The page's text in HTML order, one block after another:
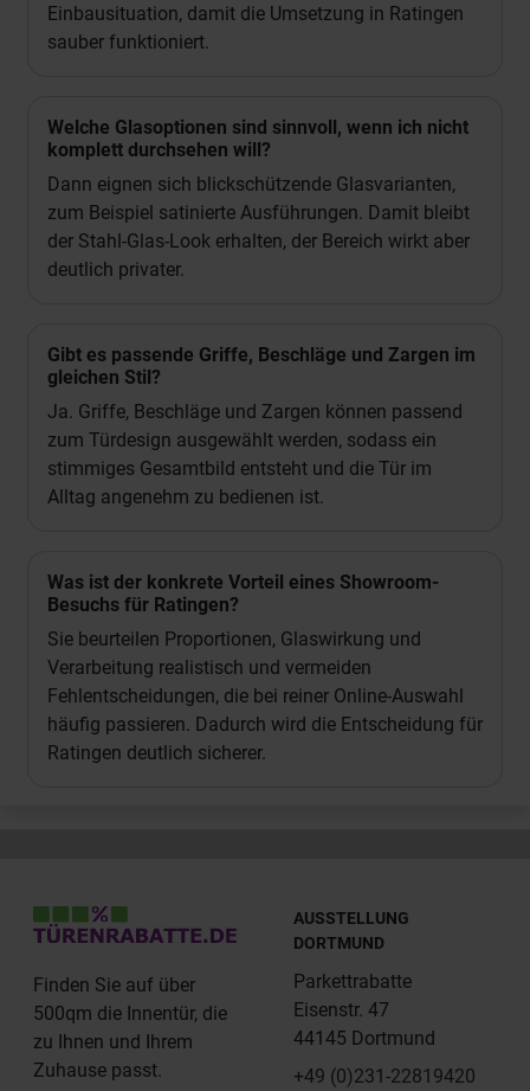
Einbausituation, damit die Umsetzung in Ratingen
sauber funktioniert.
Welche Glasoptionen sind sinnvoll, wenn ich nicht
komplett durchsehen will?
Dann eignen sich blickschützende Glasvarianten,
zum Beispiel satinierte Ausführungen. Damit bleibt
der Stahl-Glas-Look erhalten, der Bereich wirkt aber
deutlich privater.
Gibt es passende Griffe, Beschläge und Zargen im
gleichen Stil?
Ja. Griffe, Beschläge und Zargen können passend
zum Türdesign ausgewählt werden, sodass ein
stimmiges Gesamtbild entsteht und die Tür im
Alltag angenehm zu bedienen ist.
Was ist der konkrete Vorteil eines Showroom-
Besuchs für Ratingen?
Sie beurteilen Proportionen, Glaswirkung und
Verarbeitung realistisch und vermeiden
Fehlentscheidungen, die bei reiner Online-Auswahl
häufig passieren. Dadurch wird die Entscheidung für
Ratingen deutlich sicherer.
Finden Sie auf über
500qm die Innentür, die
zu Ihnen und Ihrem
Zuhause passt.
AUSSTELLUNG
DORTMUND
Parkettrabatte
Eisenstr. 47
44145 Dortmund
+49 (0)231-22819420